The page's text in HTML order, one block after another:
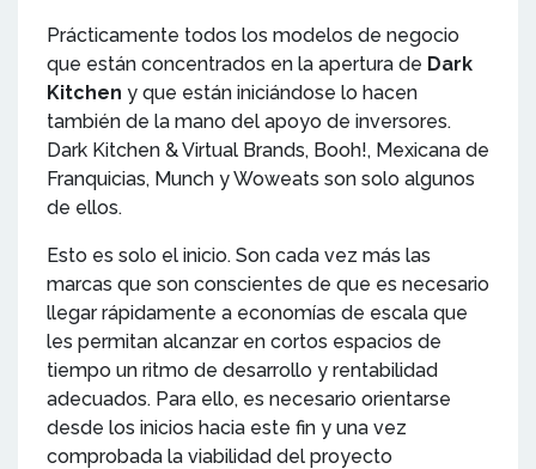
Prácticamente todos los modelos de negocio
que están concentrados en la apertura de Dark
Kitchen y que están iniciándose lo hacen
también de la mano del apoyo de inversores.
Dark Kitchen & Virtual Brands, Booh!, Mexicana de
Franquicias, Munch y Woweats son solo algunos
de ellos.
Esto es solo el inicio. Son cada vez más las
marcas que son conscientes de que es necesario
llegar rápidamente a economías de escala que
les permitan alcanzar en cortos espacios de
tiempo un ritmo de desarrollo y rentabilidad
adecuados. Para ello, es necesario orientarse
desde los inicios hacia este fin y una vez
comprobada la viabilidad del proyecto